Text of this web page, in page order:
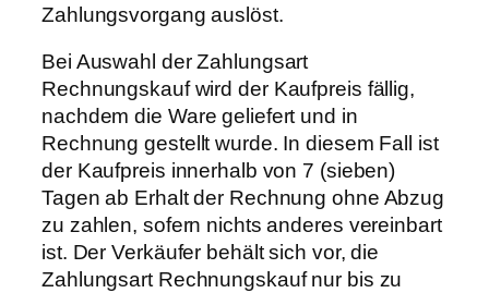
Zahlungsvorgang auslöst.
Bei Auswahl der Zahlungsart
Rechnungskauf wird der Kaufpreis fällig,
nachdem die Ware geliefert und in
Rechnung gestellt wurde. In diesem Fall ist
der Kaufpreis innerhalb von 7 (sieben)
Tagen ab Erhalt der Rechnung ohne Abzug
zu zahlen, sofern nichts anderes vereinbart
ist. Der Verkäufer behält sich vor, die
Zahlungsart Rechnungskauf nur bis zu